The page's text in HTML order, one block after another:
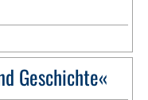
Geschichte«